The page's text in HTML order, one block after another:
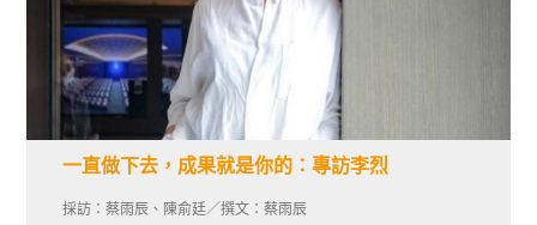
一直做下去，成果就是你的：專訪李烈
採訪：蔡雨辰、陳俞廷／撰文：蔡雨辰